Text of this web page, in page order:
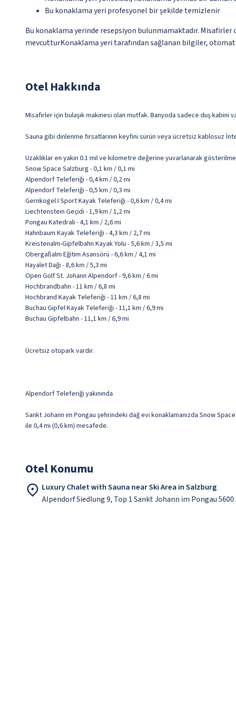
Bu konaklama yeri profesyonel bir şekilde temizlenir
Bu konaklama yerinde resepsiyon bulunmamaktadır.
mevcutturKonaklama yeri tarafından sağlanan bilgiler,
Otel Hakkında
Misafirler için bulaşık makinesi olan mutfak. Banyoda sadece duş kabini
Sauna gibi dinlenme fırsatlarının keyfini sürün veya ücretsiz kablosuz
Uzaklıklar en yakın 0.1 mil ve kilometre değerine yuvarlanarak
Snow Space Salzburg - 0,1 km / 0,1 mi
Alpendorf Teleferiği - 0,4 km / 0,2 mi
Alpendorf Teleferiği - 0,5 km / 0,3 mi
Gernkogel I Sport Kayak Teleferiği - 0,6 km / 0,4 mi
Liechtenstein Geçidi - 1,9 km / 1,2 mi
Pongau Katedrali - 4,1 km / 2,6 mi
Hahnbaum Kayak Teleferiği - 4,3 km / 2,7 mi
Kreistenalm-Gipfelbahn Kayak Yolu - 5,6 km / 3,5 mi
Obergaßalm Eğitim Asansörü - 6,6 km / 4,1 mi
Hayalet Dağı - 8,6 km / 5,3 mi
Open Golf St. Johann Alpendorf - 9,6 km / 6 mi
Hochbrandbahn - 11 km / 6,8 mi
Hochbrand Kayak Teleferiği - 11 km / 6,8 mi
Buchau Gipfel Kayak Teleferiği - 11,1 km / 6,9 mi
Buchau Gipfelbahn - 11,1 km / 6,9 mi
Ücretsiz otopark vardır.
Alpendorf Teleferiği yakınında
Sankt Johann im Pongau şehrindeki dağ evi konaklamanızda Snow
ile 0,4 mi (0,6 km) mesafede.
Otel Konumu
Luxury Chalet with Sauna near Ski Area in Salzburg
Alpendorf Siedlung 9, Top 1 Sankt Johann im Pongau 5600